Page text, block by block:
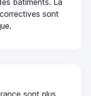
sont
sont plus